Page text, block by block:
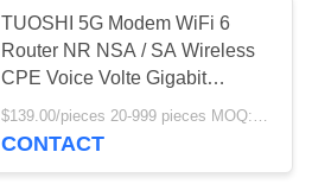
TUOSHI 5G Modem WiFi 6
Router NR NSA / SA Wireless
CPE Voice Volte Gigabit
Ethernet 4G
CONTACT